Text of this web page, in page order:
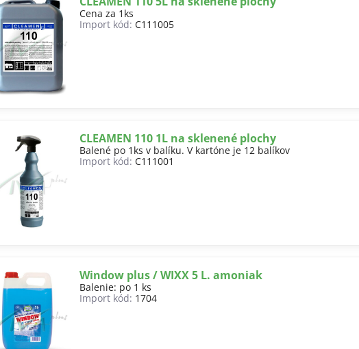
Cena za 1ks
Import kód: C111005
CLEAMEN 110 1L na sklenené plochy
Balené po 1ks v balíku. V kartóne je 12 balíkov
Import kód: C111001
Window plus / WIXX 5 L. amoniak
Balenie: po 1 ks
Import kód: 1704